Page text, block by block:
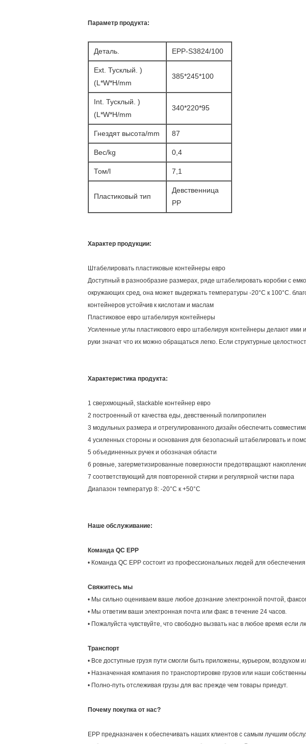
Параметр продукта:
Деталь. EPP-S3824/100
Ext. Тусклый. )
(L*W*H/mm
385*245*100
Int. Тусклый. )
(L*W*H/mm
340*220*95
Гнездят высота/mm 87
Вес/kg 0,4
Том/l 7,1
Пластиковый тип
Девственница
PP
Характер продукции:
Штабелировать пластиковые контейнеры евро
Доступный в разнообразие размерах, ряде штабелировать коробки с
окружающих сред, она может выдержать температуры -20°C к 100°C.
контейнеров устойчив к кислотам и маслам
Пластиковое евро штабелируя контейнеры
Усиленные углы пластикового евро штабелируя контейнеры делают
руки значат что их можно обращаться легко. Если структурные
Характеристика продукта:
1 сверхмощный, stackable контейнер евро
2 построенный от качества еды, девственный полипропилен
3 модульных размера и отрегулированного дизайн обеспечить
4 усиленных стороны и основания для безопасный штабелировать и
5 объединенных ручек и обозначая области
6 ровные, загерметизированные поверхности предотвращают
7 соответствующий для повторенной стирки и регулярной чистки пара
Диапазон температур 8: -20°C к +50°C
Наше обслуживание:
Команда QC EPP
• Команда QC EPP состоит из профессиональных людей для
Свяжитесь мы
• Мы сильно оцениваем ваше любое дознание электронной почтой,
• Мы ответим ваши электронная почта или факс в течение 24 часов.
• Пожалуйста чувствуйте, что свободно вызвать нас в любое время если
Транспорт
• Все доступные грузя пути смогли быть приложены, курьером, воздухом
• Назначенная компания по транспортировке грузов или наши
• Полно-путь отслеживая грузы для вас прежде чем товары приедут.
Почему покупка от нас?
EPP предназначен к обеспечивать наших клиентов с самым лучшим